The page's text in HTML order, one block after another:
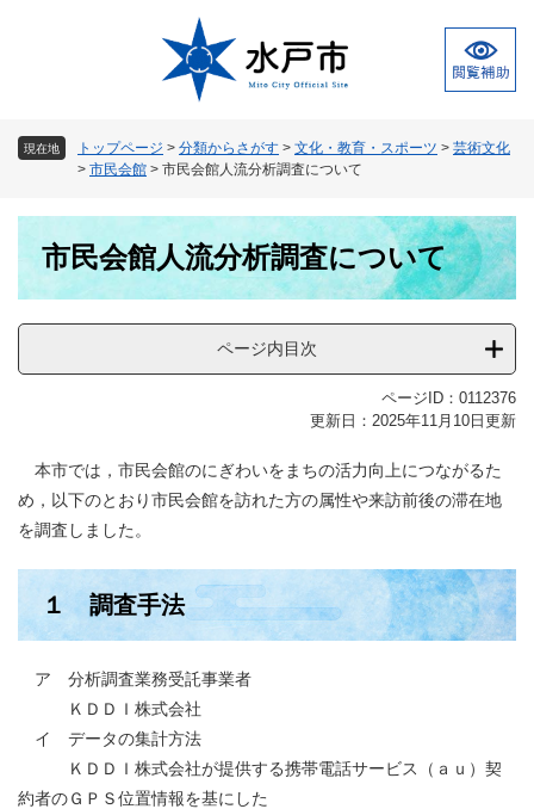
現在地 トップページ > 分類からさがす > 文化・教育・スポーツ > 芸術文化
> 市民会館 > 市民会館人流分析調査について
市民会館人流分析調査について
ページ内目次
ページID：0112376
更新日：2025年11月10日更新
本市では，市民会館のにぎわいをまちの活力向上につながるた
め，以下のとおり市民会館を訪れた方の属性や来訪前後の滞在地
を調査しました。
１ 調査手法
ア 分析調査業務受託事業者
ＫＤＤＩ株式会社
イ データの集計方法
ＫＤＤＩ株式会社が提供する携帯電話サービス（ａｕ）契
約者のＧＰＳ位置情報を基にした